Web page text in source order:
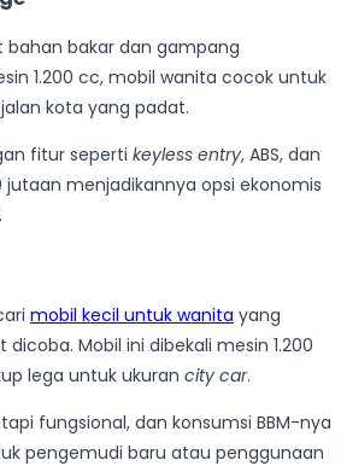
bakar dan gampang
1.200 cc, mobil wanita cocok untuk
kota yang padat.
fitur seperti keyless entry, ABS, dan
jutaan menjadikannya opsi ekonomis
mobil kecil untuk wanita yang
Mobil ini dibekali mesin 1.200
lega untuk ukuran city car.
fungsional, dan konsumsi BBM-nya
pengemudi baru atau penggunaan